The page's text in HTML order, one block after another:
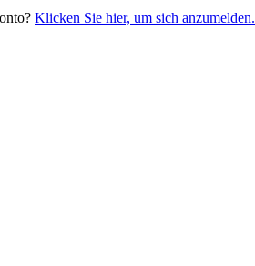
Klicken Sie hier, um sich anzumelden.